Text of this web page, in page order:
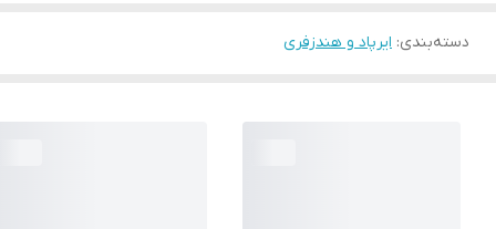
دسته‌بندی: ایرپاد و هندزفری